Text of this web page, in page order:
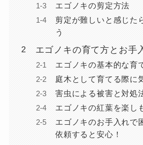
エゴノキの剪定方法
剪定が難しいと感じた
う
エゴノキの育て方とお手
エゴノキの基本的な育
庭木として育てる際に
害虫による被害と対処
エゴノキの紅葉を楽し
エゴノキのお手入れで
依頼すると安心！